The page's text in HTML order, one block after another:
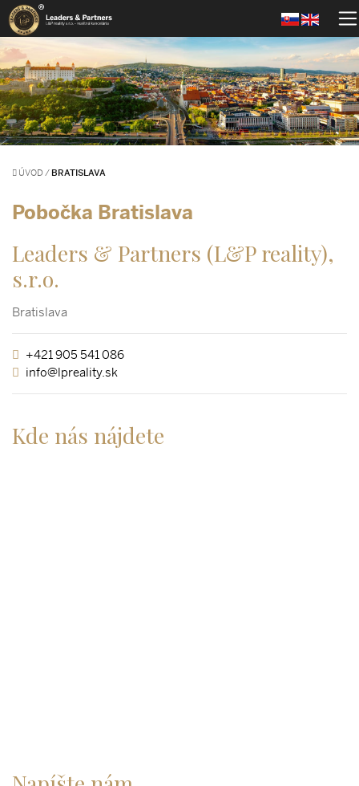
ÚVOD / BRATISLAVA
Pobočka Bratislava
Leaders & Partners (L&P reality),
s.r.o.
Bratislava
+421 905 541 086
info@lpreality.sk
Kde nás nájdete